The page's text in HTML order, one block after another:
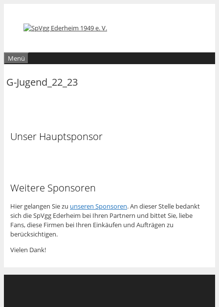
springen
springen
Menü
G-Jugend_22_23
Unser Hauptsponsor
Weitere Sponsoren
Hier gelangen Sie zu unseren Sponsoren. An dieser Stelle bedankt
sich die SpVgg Ederheim bei Ihren Partnern und bittet Sie, liebe
Fans, diese Firmen bei Ihren Einkäufen und Aufträgen zu
berücksichtigen.
Vielen Dank!